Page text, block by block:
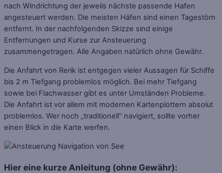
nach Windrichtung der jeweils nächste passende Hafen
angesteuert werden. Die meisten Häfen sind einen Tagestörn
entfernt. In der nachfolgenden Skizze sind einige
Entfernungen und Kurse zur Ansteuerung
zusammengetragen. Alle Angaben natürlich ohne Gewähr.
Die Anfahrt von Rerik ist entgegen vieler Aussagen für Schiffe
bis 2 m Tiefgang problemlos möglich. Bei mehr Tiefgang
sowie bei Flachwasser gibt es unter Umständen Probleme.
Die Anfahrt ist vor allem mit modernen Kartenplottern absolut
problemlos. Wer noch „traditionell“ navigiert, sollte vorher
einen Blick in die Karte werfen.
Hier eine kurze Anleitung (ohne Gewähr):